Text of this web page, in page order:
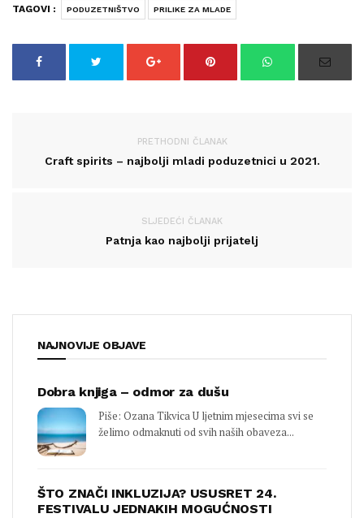
TAGOVI : PODUZETNIŠTVO PRILIKE ZA MLADE
PRETHODNI ČLANAK
Craft spirits – najbolji mladi poduzetnici u 2021.
SLJEDEĆI ČLANAK
Patnja kao najbolji prijatelj
NAJNOVIJE OBJAVE
Dobra knjiga – odmor za dušu
Piše: Ozana Tikvica U ljetnim mjesecima svi se
želimo odmaknuti od svih naših obaveza...
ŠTO ZNAČI INKLUZIJA? USUSRET 24.
FESTIVALU JEDNAKIH MOGUĆNOSTI